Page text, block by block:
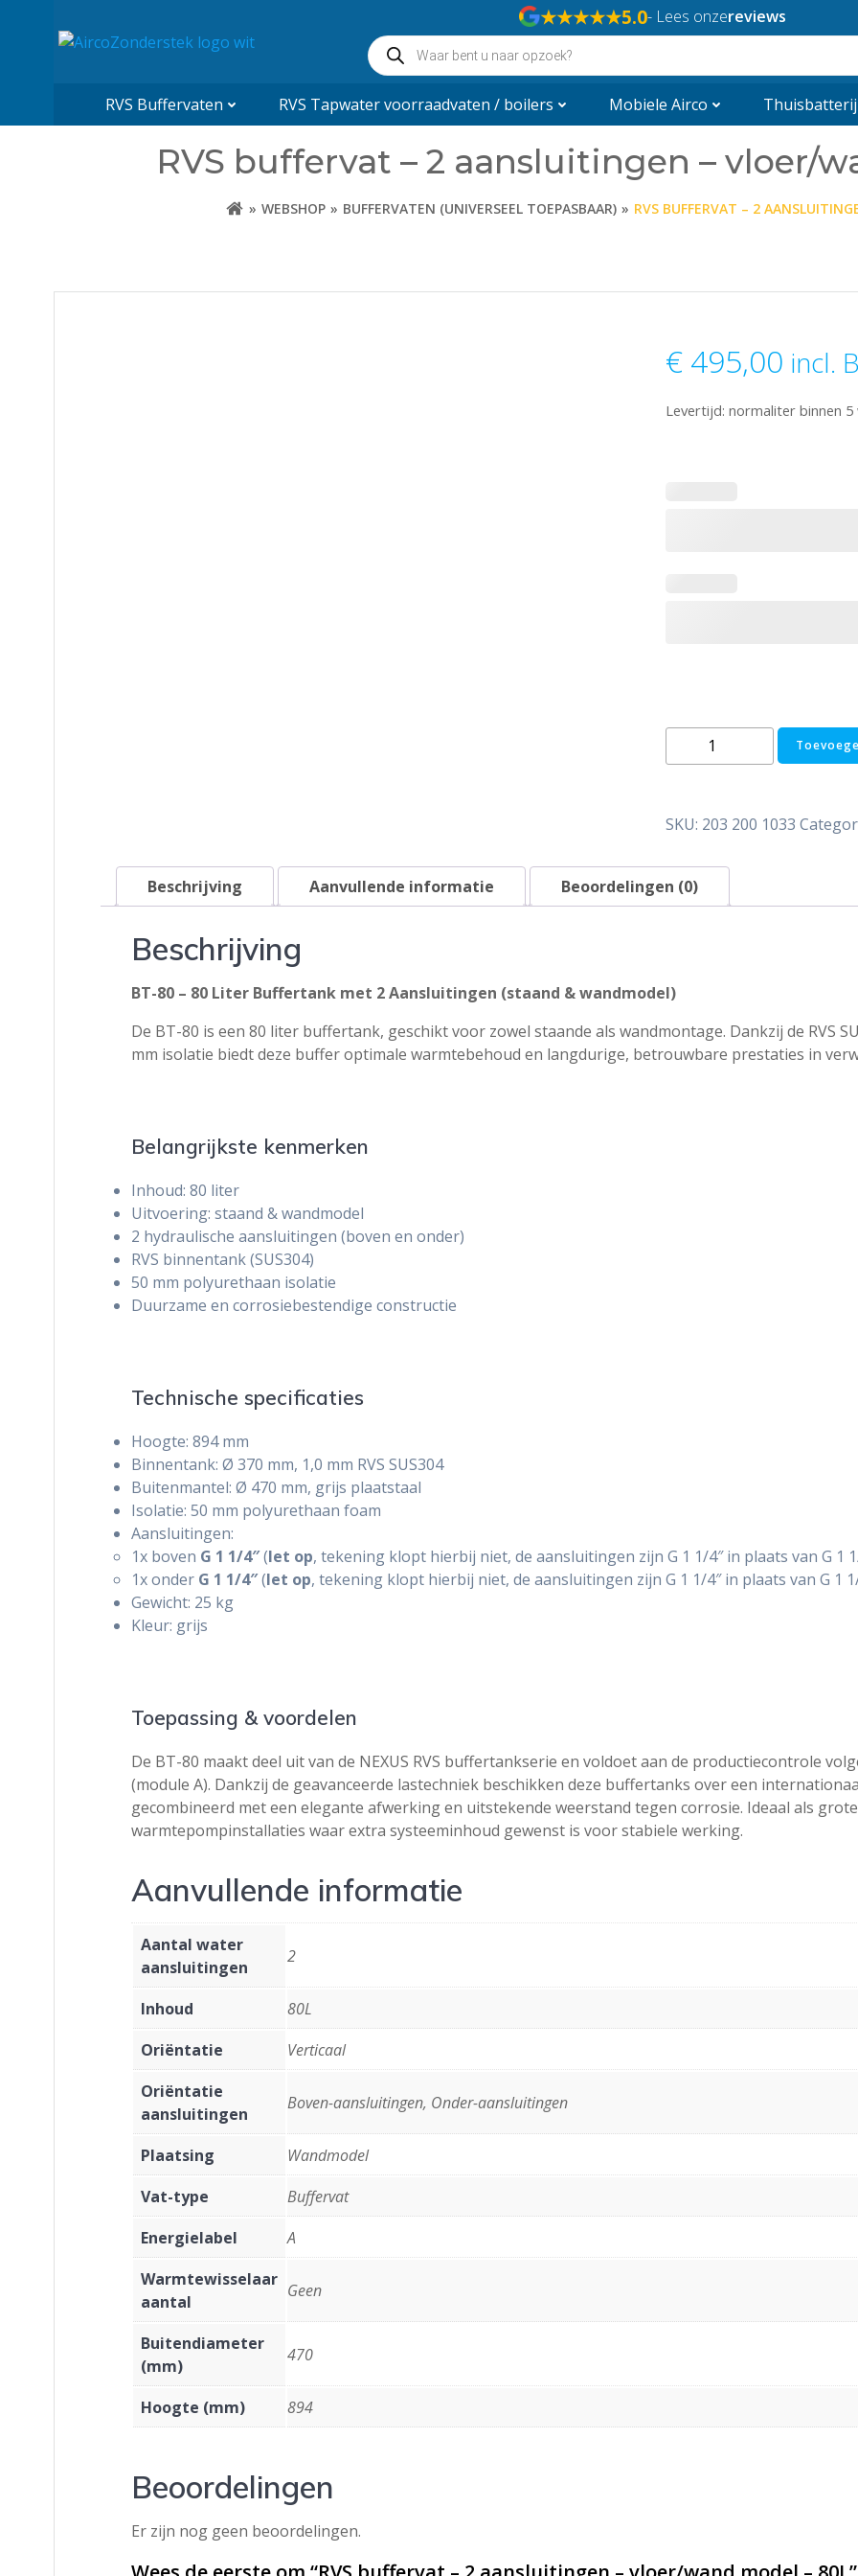
★★★★★5.0- Lees onzereviews
Producten
zoeken
RVS Buffervaten RVS Tapwater voorraadvaten / boilers Mobiele Airco Thuisbatterij
RVS buffervat – 2 aansluitingen – vloer/
WEBSHOP BUFFERVATEN (UNIVERSEEL TOEPASBAAR) RVS BUFFERVAT – 2
€495,00 incl.
Levertijd: normaliter binnen
buffervat
aansluitingen
vloer/wand
model
SKU: 203 200 1033
Beschrijving Aanvullende informatie Beoordelingen (0)
Beschrijving
BT-80 – 80 Liter Buffertank met 2 Aansluitingen (staand & wandmodel)
De BT-80 is een 80 liter buffertank, geschikt voor zowel staande als wandmontage. Dankzij de RVS
mm isolatie biedt deze buffer optimale warmtebehoud en langdurige, betrouwbare prestaties in
Belangrijkste kenmerken
Inhoud: 80 liter
Uitvoering: staand & wandmodel
2 hydraulische aansluitingen (boven en onder)
RVS binnentank (SUS304)
50 mm polyurethaan isolatie
Duurzame en corrosiebestendige constructie
Technische specificaties
Hoogte: 894 mm
Binnentank: Ø 370 mm, 1,0 mm RVS SUS304
Buitenmantel: Ø 470 mm, grijs plaatstaal
Isolatie: 50 mm polyurethaan foam
Aansluitingen:
1x boven G 1 1/4″(let op, tekening klopt hierbij niet, de aansluitingen zijn G 1 1/4″ in plaats van G 1
1x onder G 1 1/4″(let op, tekening klopt hierbij niet, de aansluitingen zijn G 1 1/4″ in plaats van G 1
Gewicht: 25 kg
Kleur: grijs
Toepassing & voordelen
De BT-80 maakt deel uit van de NEXUS RVS buffertankserie en voldoet aan de productiecontrole
(module A). Dankzij de geavanceerde lastechniek beschikken deze buffertanks over een
gecombineerd met een elegante afwerking en uitstekende weerstand tegen corrosie. Ideaal als
warmtepompinstallaties waar extra systeeminhoud gewenst is voor stabiele werking.
Aanvullende informatie
Aantal water
aansluitingen
2
Inhoud
80L
Oriëntatie
Verticaal
Oriëntatie
aansluitingen
Boven-aansluitingen, Onder-aansluitingen
Plaatsing
Wandmodel
Vat-type
Buffervat
Energielabel
A
Warmtewisselaar
aantal
Geen
Buitendiameter
(mm)
470
Hoogte (mm) 894
Beoordelingen
Er zijn nog geen beoordelingen.